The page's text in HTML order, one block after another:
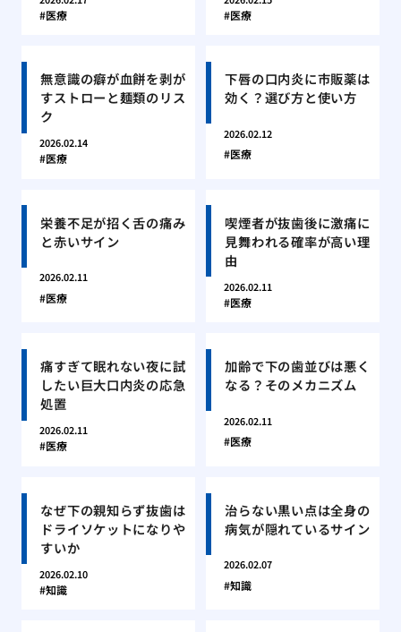
医療 医療
無意識の癖が血餅を剥が
すストローと麺類のリス
ク
2026.02.14
医療
下唇の口内炎に市販薬は
効く？選び方と使い方
2026.02.12
医療
栄養不足が招く舌の痛み
と赤いサイン
2026.02.11
医療
喫煙者が抜歯後に激痛に
見舞われる確率が高い理
由
2026.02.11
医療
痛すぎて眠れない夜に試
したい巨大口内炎の応急
処置
2026.02.11
医療
加齢で下の歯並びは悪く
なる？そのメカニズム
2026.02.11
医療
なぜ下の親知らず抜歯は
ドライソケットになりや
すいか
2026.02.10
知識
治らない黒い点は全身の
病気が隠れているサイン
2026.02.07
知識